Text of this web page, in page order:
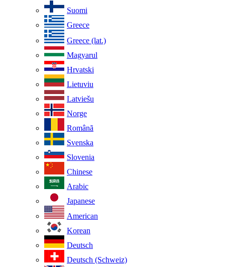
Suomi
Greece
Greece (lat.)
Magyarul
Hrvatski
Lietuviu
Latviešu
Norge
Românã
Svenska
Slovenia
Chinese
Arabic
Japanese
American
Korean
Deutsch
Deutsch (Schweiz)